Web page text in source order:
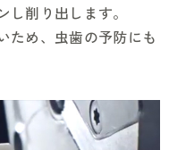
削り出します。
ため、虫歯の予防にも